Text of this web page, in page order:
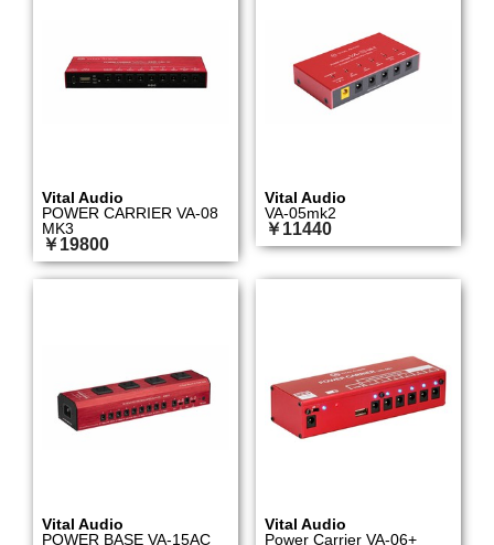
Vital Audio
POWER CARRIER VA-08
MK3
￥19800
Vital Audio
VA-05mk2
￥11440
Vital Audio
POWER BASE VA-15AC
Vital Audio
Power Carrier VA-06+